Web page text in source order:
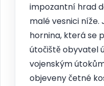
impozantní hrad
malé vesnici
hornina, která se
útočiště obyvatel
vojenským
objeveny četné